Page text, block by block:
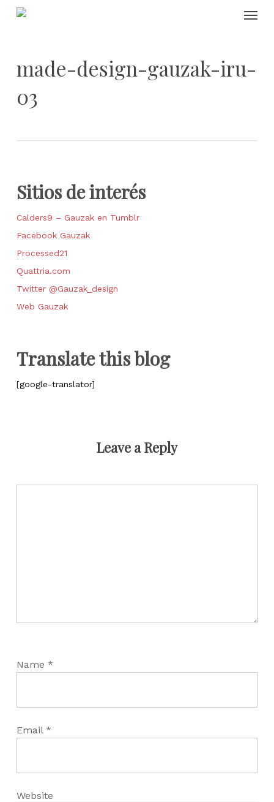
Skip
made-design-gauzak-iru-
03
Sitios de interés
Calders9 – Gauzak en Tumblr
Facebook Gauzak
Processed21
Quattria.com
Twitter @Gauzak_design
Web Gauzak
Translate this blog
[google-translator]
Leave a Reply
Name *
Email *
Website